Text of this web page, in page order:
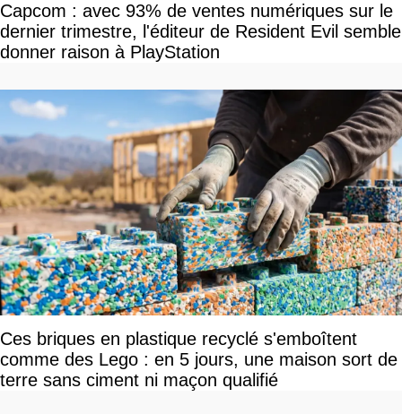
Capcom : avec 93% de ventes numériques sur le
dernier trimestre, l'éditeur de Resident Evil semble
donner raison à PlayStation
Ces briques en plastique recyclé s'emboîtent
comme des Lego : en 5 jours, une maison sort de
terre sans ciment ni maçon qualifié